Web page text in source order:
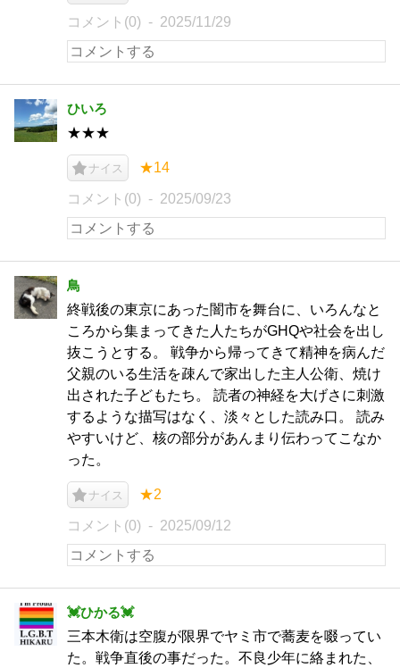
コメント(0) 2025/11/29
ひいろ
★★★
ナイス ★14
コメント(0) 2025/09/23
鳥
終戦後の東京にあった闇市を舞台に、いろんなと
ころから集まってきた人たちがGHQや社会を出し
抜こうとする。 戦争から帰ってきて精神を病んだ
父親のいる生活を疎んで家出した主人公衛、焼け
出された子どもたち。 読者の神経を大げさに刺激
するような描写はなく、淡々とした読み口。 読み
やすいけど、核の部分があんまり伝わってこなか
った。
ナイス ★2
コメント(0) 2025/09/12
︎💓ひかる💓
三本木衛は空腹が限界でヤミ市で蕎麦を啜ってい
た。戦争直後の事だった。不良少年に絡まれた、